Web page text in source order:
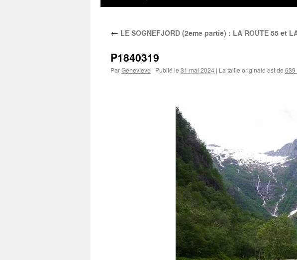
contenu
← LE SOGNEFJORD (2eme partie) : LA ROUTE 55 et
P1840319
ParGenevieve | Publié le 31 mai 2024 | La taille originale est de 639